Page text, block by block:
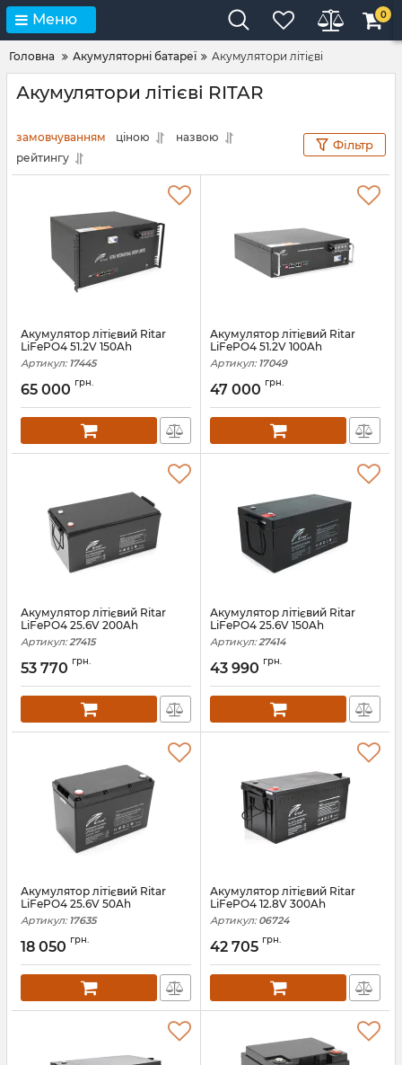
Меню 0
Головна Акумуляторні батареї Акумулятори літієві
Акумулятори літієві RITAR
замовчуванням ціною
назвою
рейтингу
Фільтр
Акумулятор літієвий Ritar
LiFePO4 51.2V 150Ah
Артикул: 17445
65 000 грн.
Акумулятор літієвий Ritar
LiFePO4 51.2V 100Ah
Артикул: 17049
47 000 грн.
Акумулятор літієвий Ritar
LiFePO4 25.6V 200Ah
Артикул: 27415
53 770 грн.
Акумулятор літієвий Ritar
LiFePO4 25.6V 150Ah
Артикул: 27414
43 990 грн.
Акумулятор літієвий Ritar
LiFePO4 25.6V 50Ah
Артикул: 17635
18 050 грн.
Акумулятор літієвий Ritar
LiFePO4 12.8V 300Ah
Артикул: 06724
42 705 грн.